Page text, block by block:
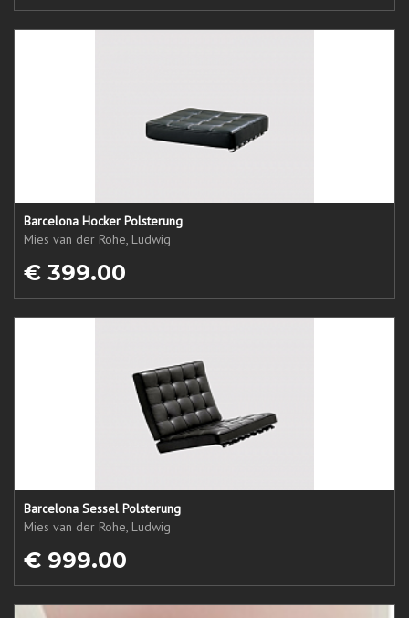
Barcelona Hocker Polsterung
Mies van der Rohe, Ludwig
€ 399.00
Barcelona Sessel Polsterung
Mies van der Rohe, Ludwig
€ 999.00